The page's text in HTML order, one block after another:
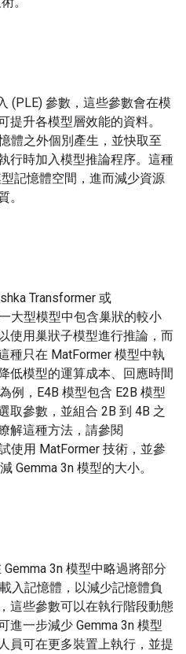
(PLE) 參數，這些參數會在模
提升各模型層效能的資料。
體之外個別產生，並快取至
行時加入模型推論程序。這種
記憶體空間，進而減少資源
。
Transformer 或
大型模型中包含巢狀的較小
使用巢狀子模型進行推論，而
種只在 MatFormer 模型中執
低模型的運算成本、回應時間
例，E4B 模型包含 E2B 模型
取參數，並組合 2B 到 4B 之
解這種方法，請參閱
使用 MatFormer 技術，並參
Gemma 3n 模型的大小。
3n 模型中略過將部分
入記憶體，以減少記憶體負
這些參數可以在執行階段動態
進一步減少 Gemma 3n 模型
員可在更多裝置上執行，並提